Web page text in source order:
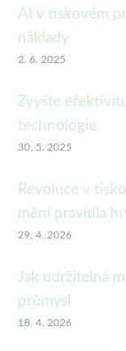
AI v tiskovém
náklady
2. 6. 2025
Zvyšte
technologie
30. 5. 2025
Revoluce v
mění pravidla
29. 4. 2026
Jak udržitelná
průmysl
18. 4. 2026